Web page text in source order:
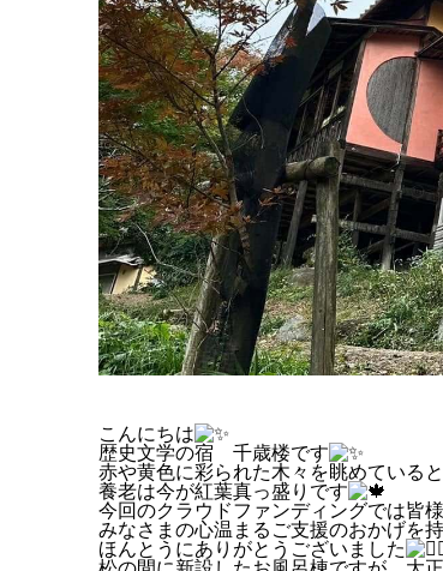
こんにちは
歴史文学の宿 千歳楼です
赤や黄色に彩られた木々を眺めている
養老は今が紅葉真っ盛りです
今回のクラウドファンディングでは皆
みなさまの心温まるご支援のおかげを
ほんとうにありがとうございました